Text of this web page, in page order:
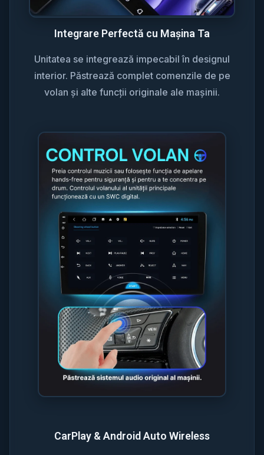
Integrare Perfectă cu Mașina Ta
Unitatea se integrează impecabil în designul
interior. Păstrează complet comenzile de pe
volan și alte funcții originale ale mașinii.
CarPlay & Android Auto Wireless